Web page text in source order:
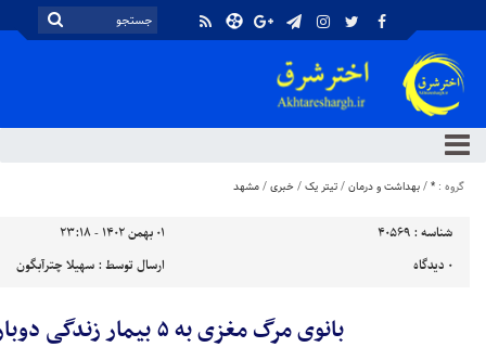
گروه : *
/بهداشت و درمان/تیتر یک/خبری/مشهد
شناسه : 40569
۰۱ بهمن ۱۴۰۲ - ۲۳:۱۸
۰ دیدگاه ارسال توسط : سهیلا چترآبگون
بانوی مرگ مغزی به ۵ بیمار زندگی دوباره بخشید